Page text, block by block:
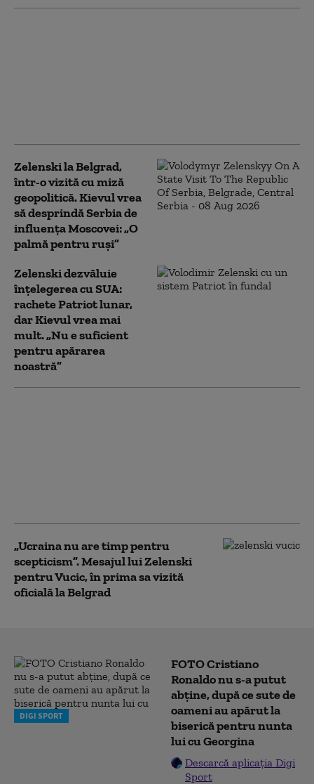
Zelenski la Belgrad,
într-o vizită cu miză
geopolitică. Kievul vrea
să desprindă Serbia de
influența Moscovei: „O
palmă pentru ruși”
Zelenski dezvăluie
înțelegerea cu SUA:
rachete Patriot lunar,
dar Kievul vrea mai
mult. „Nu e suficient
pentru apărarea
noastră”
„Ucraina nu are timp pentru
scepticism”. Mesajul lui Zelenski
pentru Vucic, în prima sa vizită
oficială la Belgrad
DIGI SPORT
FOTO Cristiano
Ronaldo nu s-a putut
abține, după ce sute de
oameni au apărut la
biserică pentru nunta
lui cu Georgina
Descarcă aplicația Digi
Sport